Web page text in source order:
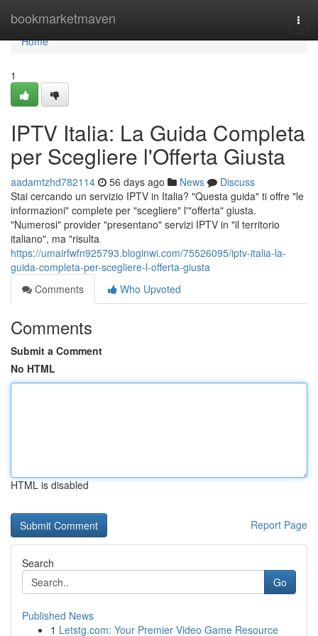
bookmarketmaven
Home
Home
1
IPTV Italia: La Guida Completa
per Scegliere l'Offerta Giusta
aadamtzhd782114 56 days ago News
Discuss
Stai cercando un servizio IPTV in Italia? "Questa guida" ti offre "le
informazioni" complete per "scegliere" l'"offerta" giusta.
"Numerosi" provider "presentano" servizi IPTV in "il territorio
italiano", ma "risulta
https://umairfwfn925793.bloginwi.com/75526095/iptv-italia-la-
guida-completa-per-scegliere-l-offerta-giusta
Comments
Who Upvoted
Comments
Submit a Comment
No HTML
HTML is disabled
Report Page
Search
Go
Published News
1 Letstg.com: Your Premier Video Game Resource